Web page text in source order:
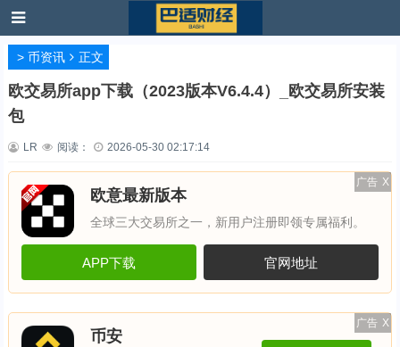
> 币资讯 正文
欧交易所app下载（2023版本V6.4.4）_欧交易所安装
包
LR 阅读： 2026-05-30 02:17:14
广告 X
欧意最新版本
全球三大交易所之一，新用户注册即领专属福利。
APP下载 官网地址
广告 X
币安